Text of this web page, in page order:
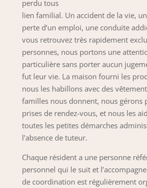
perdu tous
lien familial. Un accident de la vie,
perte d’un emploi, une conduite
vous retrouvez très rapidement
personnes, nous portons une
particulière sans porter aucun
fut leur vie. La maison fourni les
nous les habillons avec des
familles nous donnent, nous gérons
prises de rendez-vous, et nous les
toutes les petites démarches
l’absence de tuteur.
Chaque résident a une personne
personnel qui le suit et
de coordination est régulièrement